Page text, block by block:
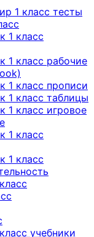
1 класс тесты
1 класс
1 класс рабочие
1 класс прописи
1 класс таблицы
1 класс игровое
1 класс
1 класс
учебники